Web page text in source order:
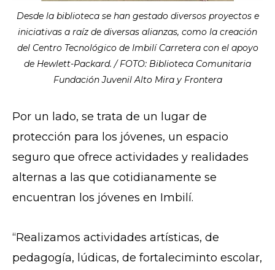
Desde la biblioteca se han gestado diversos proyectos e
iniciativas a raíz de diversas alianzas, como la creación
del Centro Tecnológico de Imbilí Carretera con el apoyo
de Hewlett-Packard. / FOTO: Biblioteca Comunitaria
Fundación Juvenil Alto Mira y Frontera
Por un lado, se trata de un lugar de
protección para los jóvenes, un espacio
seguro que ofrece actividades y realidades
alternas a las que cotidianamente se
encuentran los jóvenes en Imbilí.
“Realizamos actividades artísticas, de
pedagogía, lúdicas, de fortaleciminto escolar,